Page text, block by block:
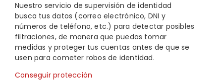
Nuestro servicio de supervisión de identidad
busca tus datos (correo electrónico, DNI y
números de teléfono, etc.) para detectar posibles
filtraciones, de manera que puedas tomar
medidas y proteger tus cuentas antes de que se
usen para cometer robos de identidad.
Conseguir protección